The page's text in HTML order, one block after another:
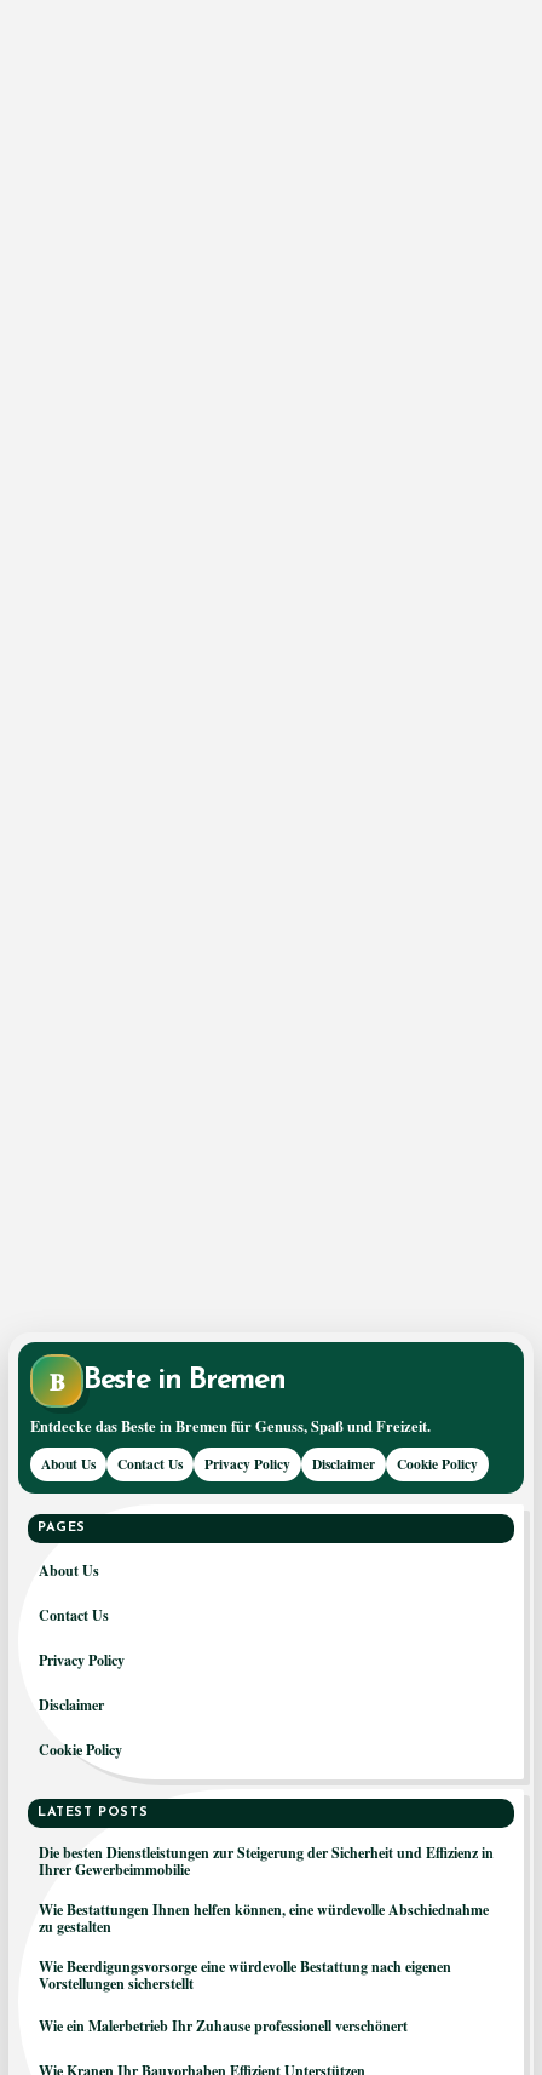
B Beste in Bremen
Entdecke das Beste in Bremen für Genuss, Spaß und Freizeit.
About Us Contact Us Privacy Policy Disclaimer Cookie Policy
PAGES
About Us
Contact Us
Privacy Policy
Disclaimer
Cookie Policy
LATEST POSTS
Die besten Dienstleistungen zur Steigerung der Sicherheit und Effizienz in
Ihrer Gewerbeimmobilie
Wie Bestattungen Ihnen helfen können, eine würdevolle Abschiednahme
zu gestalten
Wie Beerdigungsvorsorge eine würdevolle Bestattung nach eigenen
Vorstellungen sicherstellt
Wie ein Malerbetrieb Ihr Zuhause professionell verschönert
Wie Kranen Ihr Bauvorhaben Effizient Unterstützen